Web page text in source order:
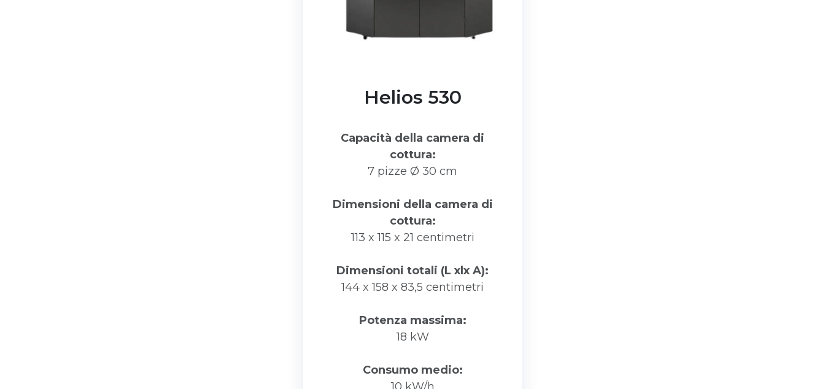
Helios 530
Capacità della camera di
cottura:
7 pizze Ø 30 cm
Dimensioni della camera di
cottura:
113 x 115 x 21 centimetri
Dimensioni totali (L xlx A):
144 x 158 x 83,5 centimetri
Potenza massima:
18 kW
Consumo medio: